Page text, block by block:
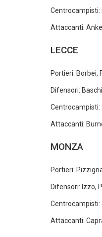
Centrocampisti:
Attaccanti:
LECCE
Portieri: Borbei,
Difensori:
Centrocampisti:
Attaccanti:
MONZA
Portieri:
Difensori: Izzo,
Centrocampisti:
Attaccanti: